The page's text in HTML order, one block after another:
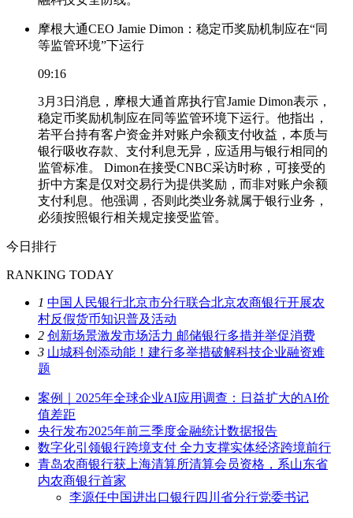
摩根大通CEO Jamie Dimon：稳定币奖励机制应在“同
等监管环境”下运行
09:16
3月3日消息，摩根大通首席执行官Jamie Dimon表示，
稳定币奖励机制应在同等监管环境下运行。他指出，
若平台持有客户资金并对账户余额支付收益，本质与
银行吸收存款、支付利息无异，应适用与银行相同的
监管标准。 Dimon在接受CNBC采访时称，可接受的
折中方案是仅对交易行为提供奖励，而非对账户余额
支付利息。他强调，否则此类业务就属于银行业务，
必须按照银行相关规定接受监管。
今日排行
RANKING TODAY
1 中国人民银行北京市分行联合北京农商银行开展农
村反假货币知识普及活动
2 创新场景激发市场活力 邮储银行多措并举促消费
3 山城科创添动能！建行多举措破解科技企业融资难
题
案例｜2025年全球企业AI应用调查：日益扩大的AI价
值差距
央行发布2025年前三季度金融统计数据报告
数字化引领银行跨境支付 全力支撑实体经济跨境前行
青岛农商银行获上海清算所清算会员资格，系山东省
内农商银行首家
李源任中国进出口银行四川省分行党委书记